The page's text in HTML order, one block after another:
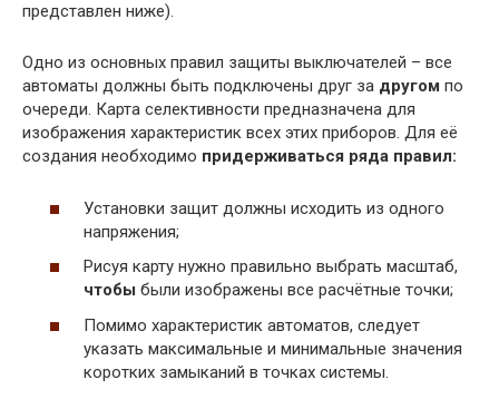
представлен ниже).
Одно из основных правил защиты выключателей – все
автоматы должны быть подключены друг за другом по
очереди. Карта селективности предназначена для
изображения характеристик всех этих приборов. Для её
создания необходимо придерживаться ряда правил:
Установки защит должны исходить из одного
напряжения;
Рисуя карту нужно правильно выбрать масштаб,
чтобы были изображены все расчётные точки;
Помимо характеристик автоматов, следует
указать максимальные и минимальные значения
коротких замыканий в точках системы.